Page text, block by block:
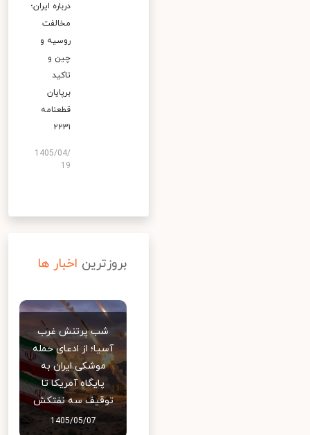
درباره ایران؛
مخالفت
روسیه و
چین و
تاکید
برپایان
قطعنامه
۲۲۳۱
1405/04/
19
بروزترین اخبار ها
شب پرتنش غرب
آسیا؛ از ادعای حمله
موشکی ایران به
پایگاه آمریکا تا
توقیف سه نفتکش
1405/05/07